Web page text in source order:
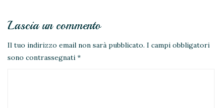
Lascia un commento
Il tuo indirizzo email non sarà pubblicato. I campi obbligatori
sono contrassegnati *